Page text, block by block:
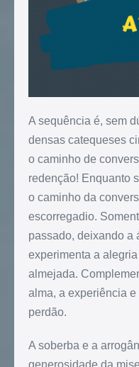
A sequência é, sem
densas catequeses
o caminho de
redenção! Enquanto
o caminho da
escorregadio.
passado, deixando a
experimenta a
almejada.
alma, a experiência
perdão.
A soberba e a
generosidade da